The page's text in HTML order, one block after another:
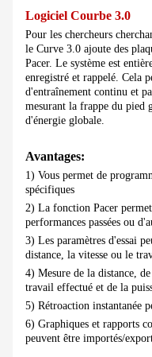
Logiciel Courbe 3.0
Pour les chercheurs
le Curve 3.0 ajoute des
Pacer. Le système est
enregistré et rappelé. Cela
d'entraînement continu et
mesurant la frappe du pied
d'énergie globale.
Avantages:
1) Vous permet de
spécifiques
2) La fonction Pacer
performances passées ou
3) Les paramètres d'essai
distance, la vitesse ou le
4) Mesure de la distance,
travail effectué et de la
5) Rétroaction instantanée
6) Graphiques et rapports
peuvent être importés/